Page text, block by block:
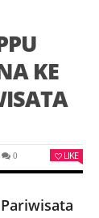
KE
0 LIKE